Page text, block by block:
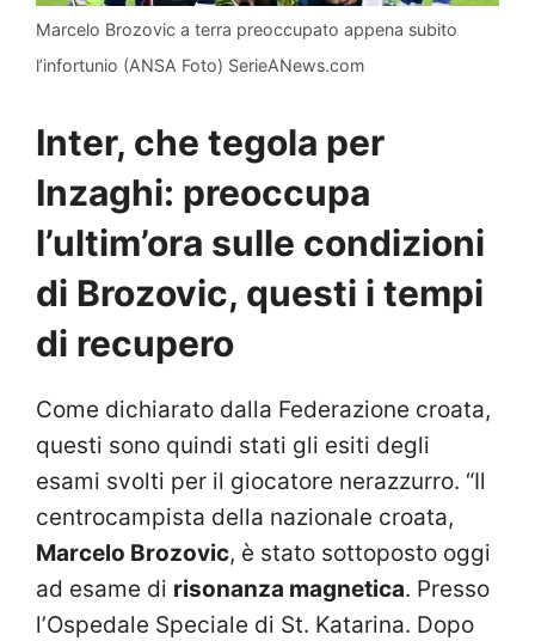
Marcelo Brozovic a terra preoccupato appena subito
l’infortunio (ANSA Foto) SerieANews.com
Inter, che tegola per
Inzaghi: preoccupa
l’ultim’ora sulle condizioni
di Brozovic, questi i tempi
di recupero
Come dichiarato dalla Federazione croata,
questi sono quindi stati gli esiti degli
esami svolti per il giocatore nerazzurro. “Il
centrocampista della nazionale croata,
Marcelo Brozovic, è stato sottoposto oggi
ad esame di risonanza magnetica. Presso
l’Ospedale Speciale di St. Katarina. Dopo